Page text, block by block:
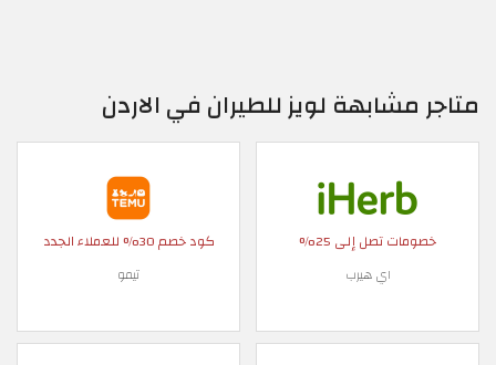
متاجر مشابهة لويز للطيران في الاردن
خصومات تصل إلى 25%
اي هيرب
كود خصم 30% للعملاء الجدد
تيمو